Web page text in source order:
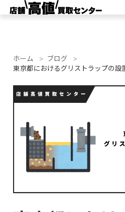
ホーム
ブログ
東京都におけるグリストラップの設